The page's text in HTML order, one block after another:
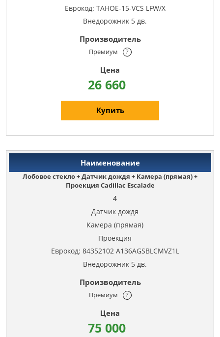
Еврокод: TAHOE-15-VCS LFW/X
Внедорожник 5 дв.
Премиум ?
26 660
Купить
Лобовое стекло + Датчик дождя + Камера (прямая) +
Проекция Cadillac Escalade
4
Датчик дождя
Камера (прямая)
Проекция
Еврокод: 84352102 A136AGSBLCMVZ1L
Внедорожник 5 дв.
Премиум ?
75 000